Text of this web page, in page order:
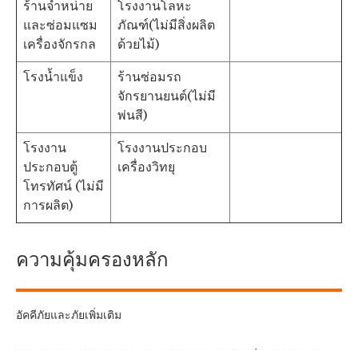
ร้านจำหน่าย
และซ่อมแซม
เครื่องจักรกล
โรงงานโลหะ
ภัณฑ์(ไม่มีสิ่งผลิต
ด้วยไม้)
โรงน้ำแข็ง
ร้านซ่อมรถ
จักรยานยนต์(ไม่มี
พ่นสี)
โรงงาน
ประกอบตู้
โทรทัศน์ (ไม่มี
การผลิต)
โรงงานประกอบ
เครื่องวิทยุ
ความคุ้มครองหลัก
อัคคีภัยและภัยเพิ่มเติม